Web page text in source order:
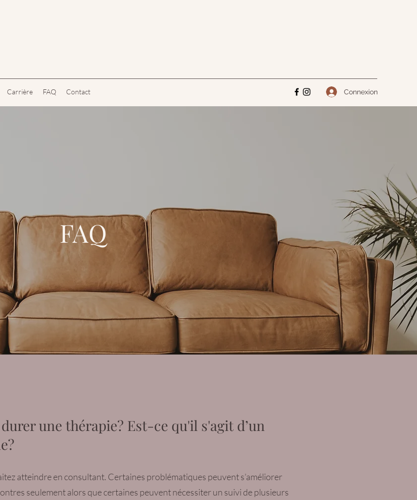
Carrière FAQ Contact Connexion
FAQ
une thérapie? Est-ce qu'il s'agit d’un
atteindre en consultant. Certaines problématiques peuvent s’améliorer
seulement alors que certaines peuvent nécessiter un suivi de plusieurs